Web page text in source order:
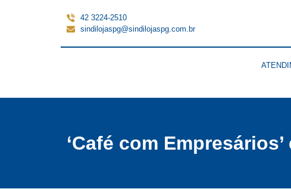
42 3224-2510
sindilojaspg@sindilojaspg.com.br
‘Café com